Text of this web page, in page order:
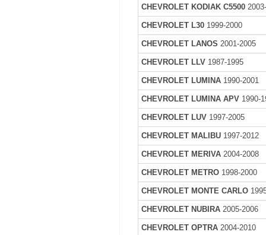
CHEVROLET KODIAK C5500
CHEVROLET L30 1999-2000
CHEVROLET LANOS 2001-2005
CHEVROLET LLV 1987-1995
CHEVROLET LUMINA 1990-2001
CHEVROLET LUMINA APV 1990-
CHEVROLET LUV 1997-2005
CHEVROLET MALIBU 1997-2012
CHEVROLET MERIVA2004-2008
CHEVROLET METRO 1998-2000
CHEVROLET MONTE CARLO
CHEVROLET NUBIRA 2005-2006
CHEVROLET OPTRA2004-2010